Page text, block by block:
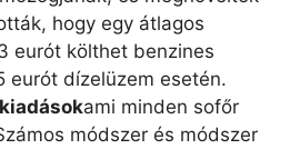
hogy egy átlagos
eurót költhet benzines
eurót dízelüzem esetén.
ami minden sofőr
módszer és módszer